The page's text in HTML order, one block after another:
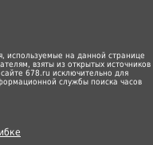
используемые на данной странице
взяты из открытых источников
678.ru исключительно для
службы поиска часов